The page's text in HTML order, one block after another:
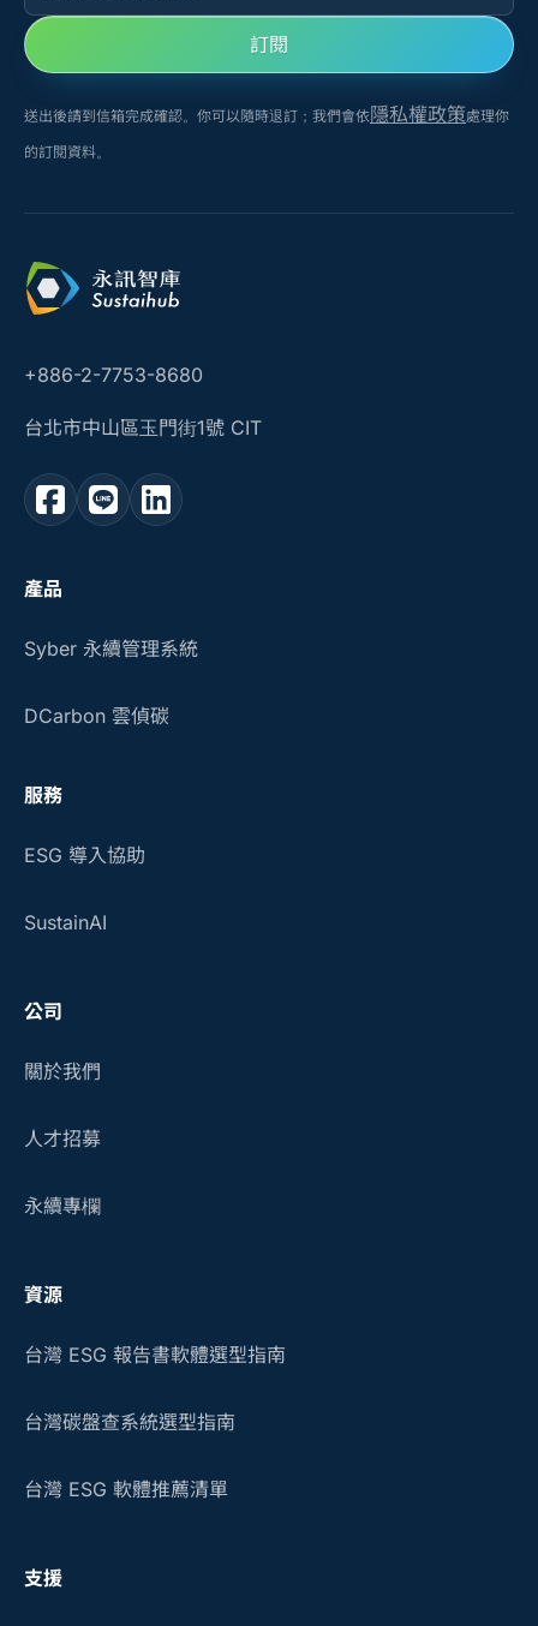
訂閱
送出後請到信箱完成確認。你可以隨時退訂；我們會依隱私權政策處理你
的訂閱資料。
+886-2-7753-8680
台北市中山區玉門街1號 CIT
產品
Syber 永續管理系統
DCarbon 雲偵碳
服務
ESG 導入協助
SustainAI
公司
關於我們
人才招募
永續專欄
資源
台灣 ESG 報告書軟體選型指南
台灣碳盤查系統選型指南
台灣 ESG 軟體推薦清單
支援